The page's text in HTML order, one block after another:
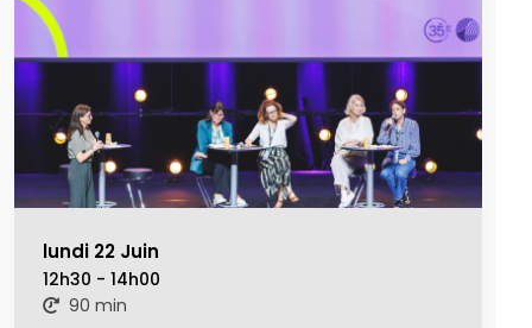
lundi 22 Juin
12h30 - 14h00
90 min